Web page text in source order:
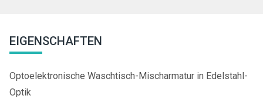
EIGENSCHAFTEN
Optoelektronische Waschtisch-Mischarmatur in Edelstahl-
Optik